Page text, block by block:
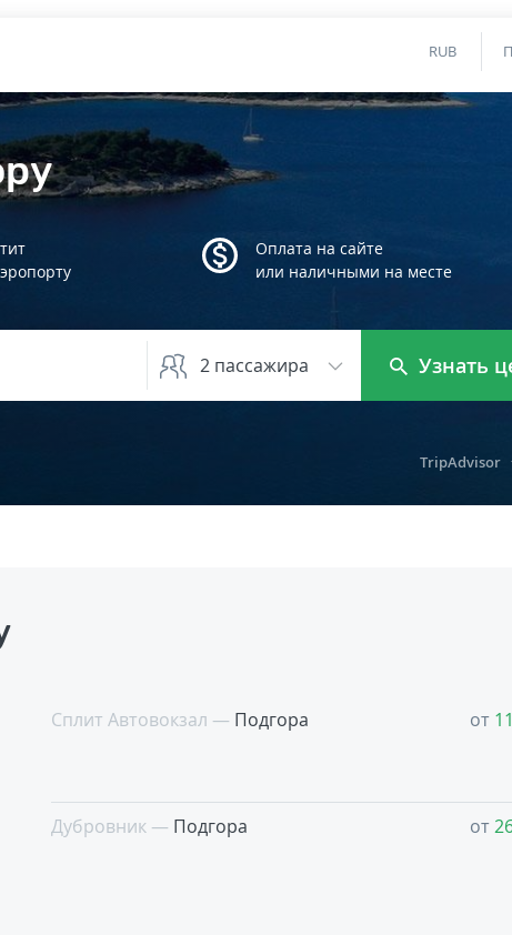
RUB
Оплата на сайте
или наличными на месте
2 пассажира Узнать
TripAdvisor
Сплит Автовокзал — Подгора от
Дубровник — Подгора от